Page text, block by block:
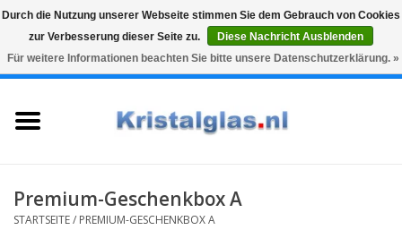
Snelle levering
Graveren
0 Artikel - €0,00
Karaffen
Premium-Geschenkbox A
STARTSEITE/ PREMIUM-GESCHENKBOX A
Durch die Nutzung unserer Webseite stimmen Sie dem Gebrauch von Cookies
zur Verbesserung dieser Seite zu.
Diese Nachricht Ausblenden
Für weitere Informationen beachten Sie bitte unsere Datenschutzerklärung. »